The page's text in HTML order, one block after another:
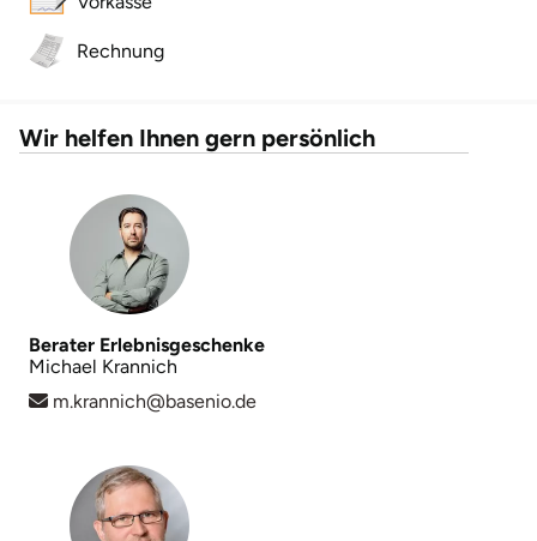
Rechnung
Wir helfen Ihnen gern persönlich
Berater Erlebnisgeschenke
Michael Krannich
m.krannich@basenio.de
Ibbenbüren
Ingolstadt
Jena
Jerichower Land
Kamp-Lintfort
Kassel
Kerken